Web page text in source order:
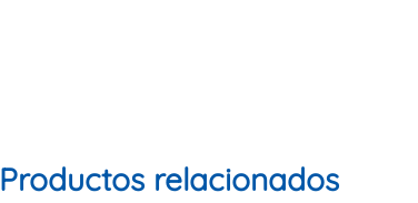
Productos relacionados